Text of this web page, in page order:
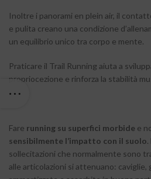
Inoltre i panorami en plein air, il
e pulita creano una condizione
un equilibrio unico tra corpo e mente.
Praticare il Trail Running aiuta a
propriocezione e rinforza la stabilità
Fare running su superfici morbide e
sensibilmente l’impatto con il suolo
sollecitazioni che normalmente sono
alle articolazioni si attenuano: caviglie,